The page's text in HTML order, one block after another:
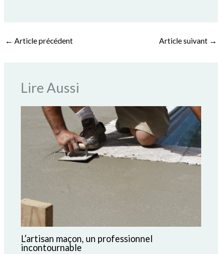
← Article précédent Article suivant →
Lire Aussi
L’artisan maçon, un professionnel
incontournable